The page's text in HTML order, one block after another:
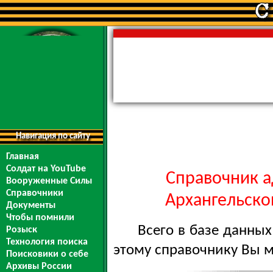
Навигация по сайту
Главная
Солдат на YouTube
Вооруженные Силы
Справочники
Документы
Чтобы помнили
Розыск
Технология поиска
Поисковики о себе
Архивы России
Справочник
Всего в базе
этому справочнику Вы